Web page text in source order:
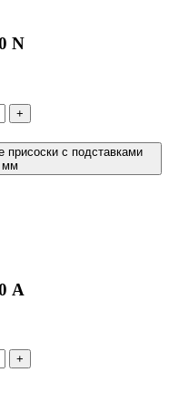
N
+
присоски с подставками
мм
A
+